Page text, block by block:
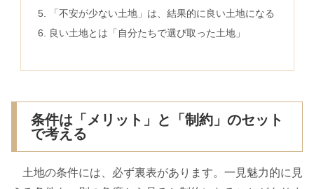
「不安が少ない土地」は、結果的に良い土地になる
良い土地とは「自分たちで選び取った土地」
条件は「メリット」と「制約」のセット
で考える
土地の条件には、必ず裏表があります。一見魅力的に見